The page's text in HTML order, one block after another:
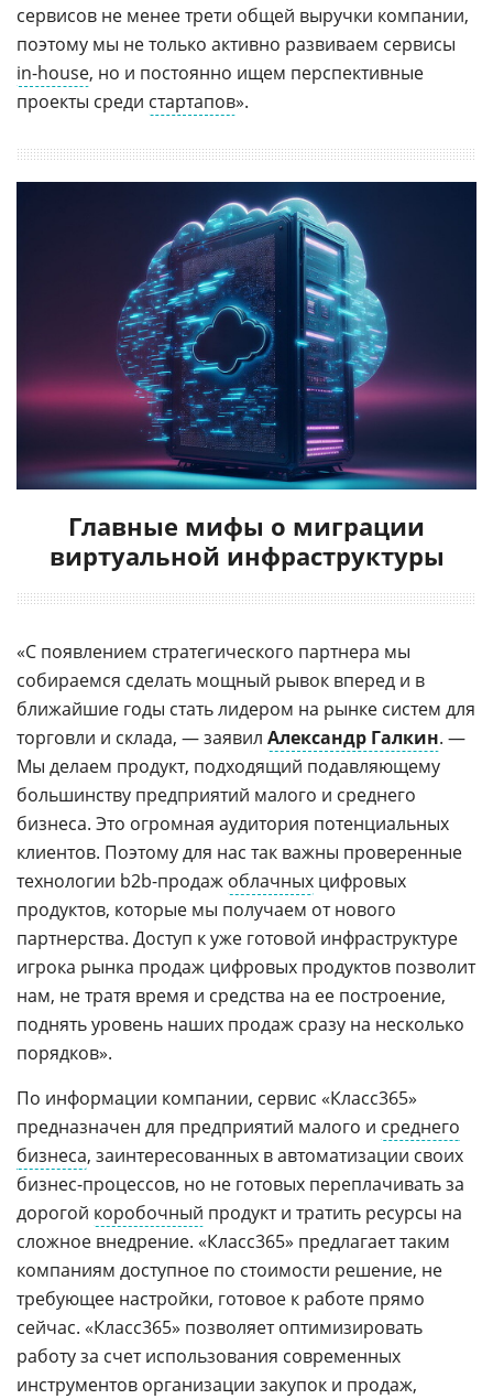
сервисов не менее трети общей выручки компании,
поэтому мы не только активно развиваем сервисы
in-house, но и постоянно ищем перспективные
проекты среди стартапов».
Главные мифы о миграции
виртуальной инфраструктуры
«С появлением стратегического партнера мы
собираемся сделать мощный рывок вперед и в
ближайшие годы стать лидером на рынке систем для
торговли и склада, — заявил Александр Галкин. —
Мы делаем продукт, подходящий подавляющему
большинству предприятий малого и среднего
бизнеса. Это огромная аудитория потенциальных
клиентов. Поэтому для нас так важны проверенные
технологии b2b-продаж облачных цифровых
продуктов, которые мы получаем от нового
партнерства. Доступ к уже готовой инфраструктуре
игрока рынка продаж цифровых продуктов позволит
нам, не тратя время и средства на ее построение,
поднять уровень наших продаж сразу на несколько
порядков».
По информации компании, сервис «Класс365»
предназначен для предприятий малого и среднего
бизнеса, заинтересованных в автоматизации своих
бизнес-процессов, но не готовых переплачивать за
дорогой коробочный продукт и тратить ресурсы на
сложное внедрение. «Класс365» предлагает таким
компаниям доступное по стоимости решение, не
требующее настройки, готовое к работе прямо
сейчас. «Класс365» позволяет оптимизировать
работу за счет использования современных
инструментов организации закупок и продаж,